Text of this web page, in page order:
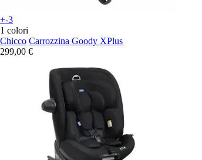
+-3
1 colori
Chicco Carrozzina Goody XPlus
299,00 €